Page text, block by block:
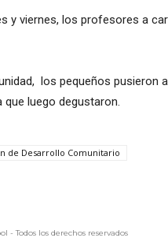
y viernes, los profesores a
los pequeños pusieron
luego degustaron.
de Desarrollo Comunitario
Todos los derechos reservados